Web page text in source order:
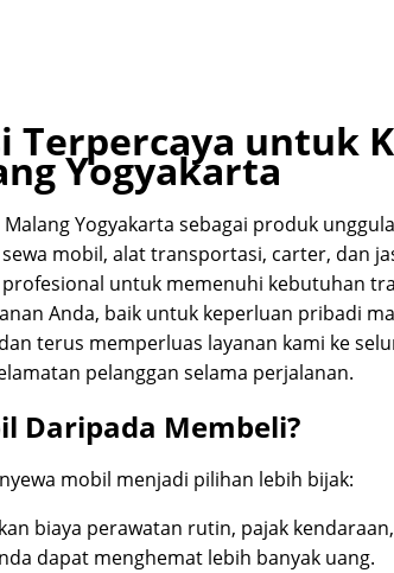
Terpercaya untuk
Yogyakarta
Yogyakarta sebagai produk
mobil, alat transportasi, carter, dan
untuk memenuhi kebutuhan
Anda, baik untuk keperluan pribadi
terus memperluas layanan kami ke
pelanggan selama perjalanan.
Daripada Membeli?
mobil menjadi pilihan lebih bijak:
biaya perawatan rutin, pajak
dapat menghemat lebih banyak uang.